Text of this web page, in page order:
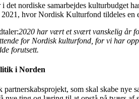
det nordiske samarbejdes
hvor Nordisk Kulturfond tildeles
2020 har vært et svært vanskelig år
for Nordisk kulturfond, for vi har
forutsett.
i Norden
partnerskabsprojekt, som skal skabe